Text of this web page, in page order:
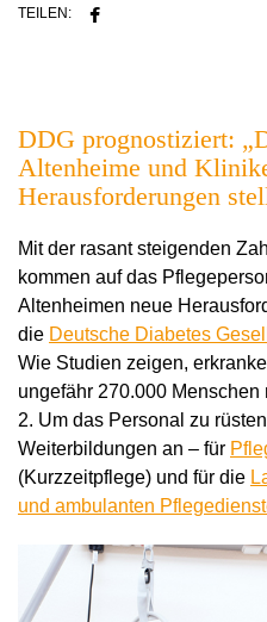
TEILEN:
DDG prognostiziert:
Altenheime und
Herausforderungen
Mit der rasant steigenden
kommen auf das
Altenheimen neue
die Deutsche Diabetes
Wie Studien zeigen,
ungefähr 270.000
2. Um das Personal zu
Weiterbildungen an – für
(Kurzzeitpflege) und für die
und ambulanten